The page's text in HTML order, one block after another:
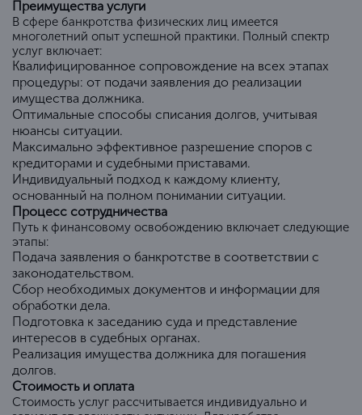
Преимущества услуги
В сфере банкротства физических лиц имеется
многолетний опыт успешной практики. Полный спектр
услуг включает:
Квалифицированное сопровождение на всех этапах
процедуры: от подачи заявления до реализации
имущества должника.
Оптимальные способы списания долгов, учитывая
нюансы ситуации.
Максимально эффективное разрешение споров с
кредиторами и судебными приставами.
Индивидуальный подход к каждому клиенту,
основанный на полном понимании ситуации.
Процесс сотрудничества
Путь к финансовому освобождению включает следующие
этапы:
Подача заявления о банкротстве в соответствии с
законодательством.
Сбор необходимых документов и информации для
обработки дела.
Подготовка к заседанию суда и представление
интересов в судебных органах.
Реализация имущества должника для погашения
долгов.
Стоимость и оплата
Стоимость услуг рассчитывается индивидуально и